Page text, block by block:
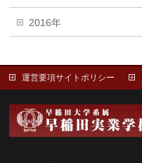
2016年
運営要項サイトポリシー